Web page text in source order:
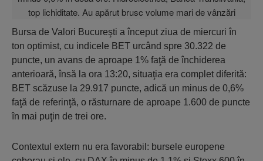
Bursa de Valori Bucureşti a început ziua de miercuri în
ton optimist, cu indicele BET urcând spre 30.322 de
puncte, un avans de aproape 1% faţă de închiderea
anterioară, însă la ora 13:20, situaţia era complet diferită:
BET scăzuse la 29.917 puncte, adică un minus de 0,6%
faţă de referinţă, o răsturnare de aproape 1.600 de puncte
în mai puţin de trei ore.
Contextul extern nu era favorabil: bursele europene